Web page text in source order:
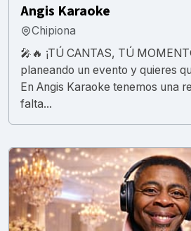
Angis Karaoke
Chipiona
​🎤🔥 ¡TÚ CANTAS, TÚ
planeando un evento y quieres
En Angis Karaoke tenemos una
falta...